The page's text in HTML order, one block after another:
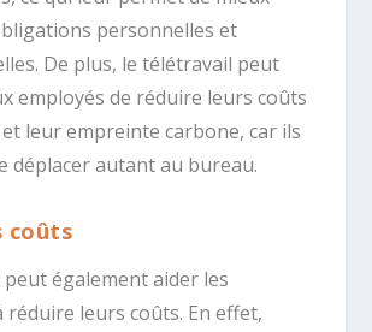
personnelles et
De plus, le télétravail peut
employés de réduire leurs coûts
leur empreinte carbone, car ils
déplacer autant au bureau.
coûts
également aider les
leurs coûts. En effet,